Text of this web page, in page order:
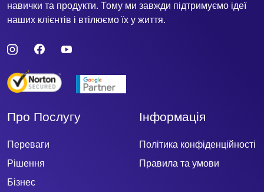
навички та продукти. Тому ми завжди підтримуємо ідеї
наших клієнтів і втілюємо їх у життя.
Про Послугу
Переваги
Рішення
Бізнес
Інформація
Політика конфіденційності
Правила та умови